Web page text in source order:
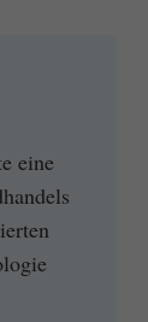
eine